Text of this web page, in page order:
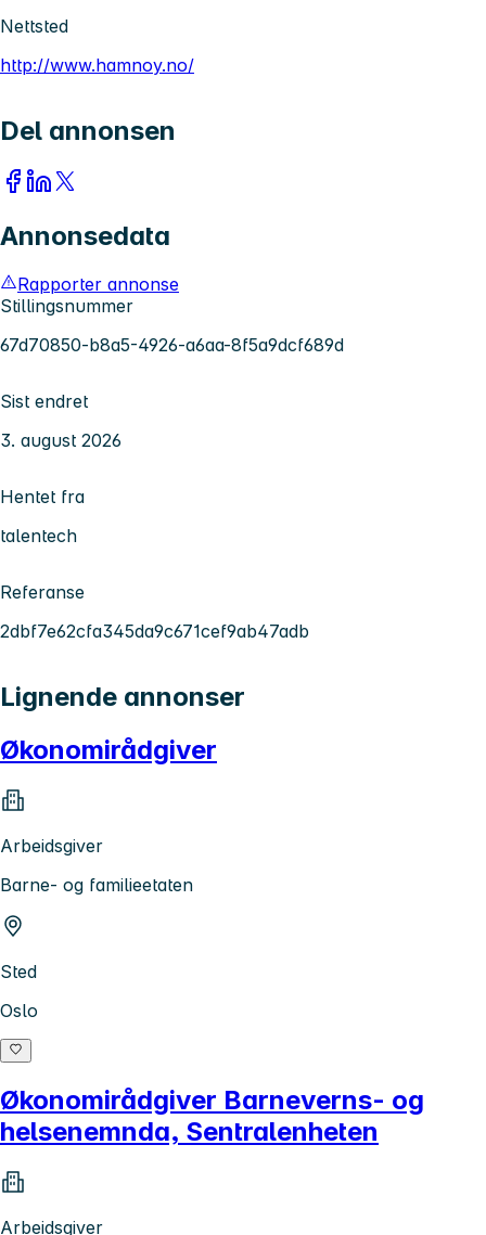
Nettsted
http://www.hamnoy.no/
Del annonsen
Annonsedata
Rapporter annonse
Stillingsnummer
67d70850-b8a5-4926-a6aa-8f5a9dcf689d
Sist endret
3. august 2026
Hentet fra
talentech
Referanse
2dbf7e62cfa345da9c671cef9ab47adb
Lignende annonser
Økonomirådgiver
Arbeidsgiver
Barne- og familieetaten
Sted
Oslo
Økonomirådgiver Barneverns- og
helsenemnda, Sentralenheten
Arbeidsgiver